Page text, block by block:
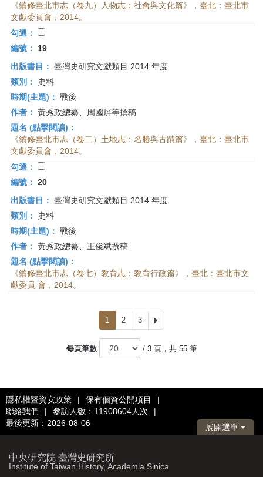
《續修臺北市志（卷九）人物志：社會與文化篇》，臺北：臺北市
文獻委員會，2014。
勾選：
編號：
19
出版書目： 臺灣史研究文獻類目 2014 年度
類別：
史料
時期(主題)： 戰後
作者： 黃秀政總纂、周國屏等撰稿
題名 (點擊閱讀)：
《續修臺北市志（卷二）土地志：名勝與古蹟篇》，臺北：臺北市
文獻委員會，2014。
勾選：
編號： 20
出版書目： 臺灣史研究文獻類目 2014 年度
類別：
史料
時期(主題)： 戰後
作者： 黃秀政總纂、王俊斌撰稿
題名 (點擊閱讀)：
《續修臺北市志（卷七）教育志：教育行政篇》，臺北：臺北市文
獻委員 會，2014。
1 2 3
一
每頁筆數
/ 3 頁，共 55 筆
隱私權暨資安政策 | 保有個資公開項目
|
聯絡我們
| 參訪人數：11908604人次
|
最後更新：2026-08-06
展開選單
中央研究院 臺灣史研究所
Institute of Taiwan History, Academia Sinica